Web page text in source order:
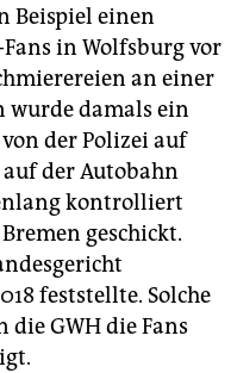
Beispiel einen
in Wolfsburg vor
an einer
wurde damals ein
der Polizei auf
der Autobahn
kontrolliert
geschickt.
feststellte. Solche
die GWH die Fans